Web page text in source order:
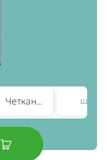
Четкано сребро